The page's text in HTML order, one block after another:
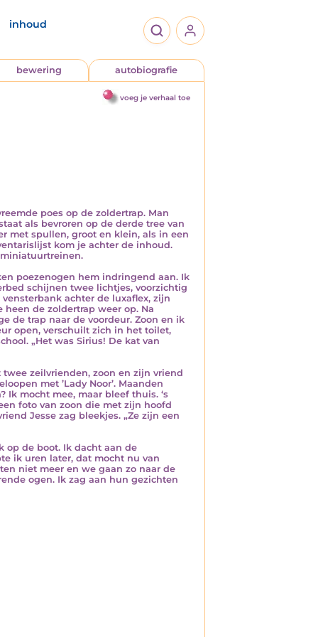
inhoud
bewering autobiografie
voeg je verhaal toe
poes op de zoldertrap. Man
als bevroren op de derde tree van
met spullen, groot en klein, als in een
kom je achter de inhoud.
poezenogen hem indringend aan. Ik
schijnen twee lichtjes, voorzichtig
achter de luxaflex, zijn
de zoldertrap weer op. Na
de trap naar de voordeur. Zoon en ik
open, verschuilt zich in het toilet,
„Het was Sirius! De kat van
twee zeilvrienden, zoon en zijn vriend
met ’Lady Noor’. Maanden
Ik mocht mee, maar bleef thuis. ‘s
foto van zoon die met zijn hoofd
Jesse zag bleekjes. „Ze zijn een
op de boot. Ik dacht aan de
ik uren later, dat mocht nu van
niet meer en we gaan zo naar de
ogen. Ik zag aan hun gezichten